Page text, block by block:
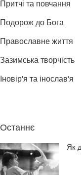
Притчі та повчання
Подорож до Бога
Православне життя
Зазимська творчість
Іновір'я та інослав'я
Останнє
Як